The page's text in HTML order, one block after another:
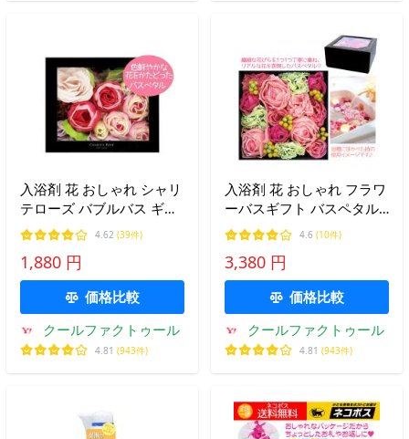
入浴剤 花 おしゃれ シャリ
テローズ バブルバス ギフ
ト お礼 お返し 誕生日プレ
ゼント 女性 特価
4.62 (39件)
1,880 円
価格比較
クールファクトゥール
4.81 (943件)
入浴剤 花 おしゃれ フラワ
ーバスギフト バスペタル
プリエール ギフト 誕生日
プレゼント 女性 特価
4.6 (10件)
3,380 円
価格比較
クールファクトゥール
4.81 (943件)